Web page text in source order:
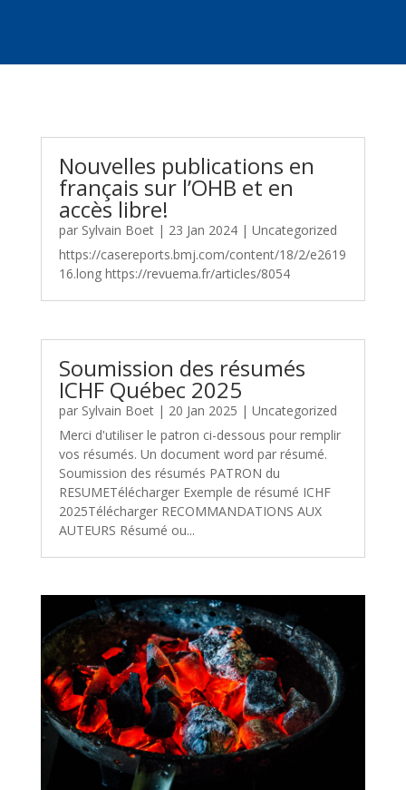
Nouvelles publications en
français sur l’OHB et en
accès libre!
par Sylvain Boet| 23 Jan 2024| Uncategorized
https://casereports.bmj.com/content/18/2/e2619
16.long https://revuema.fr/articles/8054
Soumission des résumés
ICHF Québec 2025
par Sylvain Boet| 20 Jan 2025 | Uncategorized
Merci d'utiliser le patron ci-dessous pour remplir
vos résumés. Un document word par résumé.
Soumission des résumés PATRON du
RESUMETélécharger Exemple de résumé ICHF
2025Télécharger RECOMMANDATIONS AUX
AUTEURS Résumé ou...